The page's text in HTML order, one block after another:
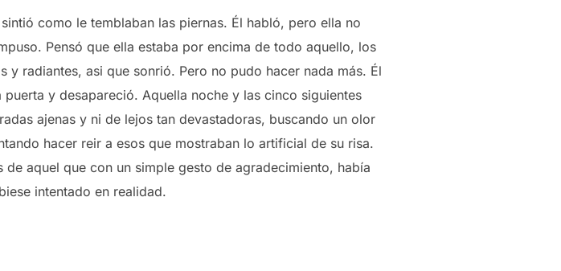
como le temblaban las piernas. Él habló, pero ella no
Pensó que ella estaba por encima de todo aquello, los
radiantes, asi que sonrió. Pero no pudo hacer nada más. Él
y desapareció. Aquella noche y las cinco siguientes
ajenas y ni de lejos tan devastadoras, buscando un olor
hacer reir a esos que mostraban lo artificial de su risa.
aquel que con un simple gesto de agradecimiento, había
intentado en realidad.